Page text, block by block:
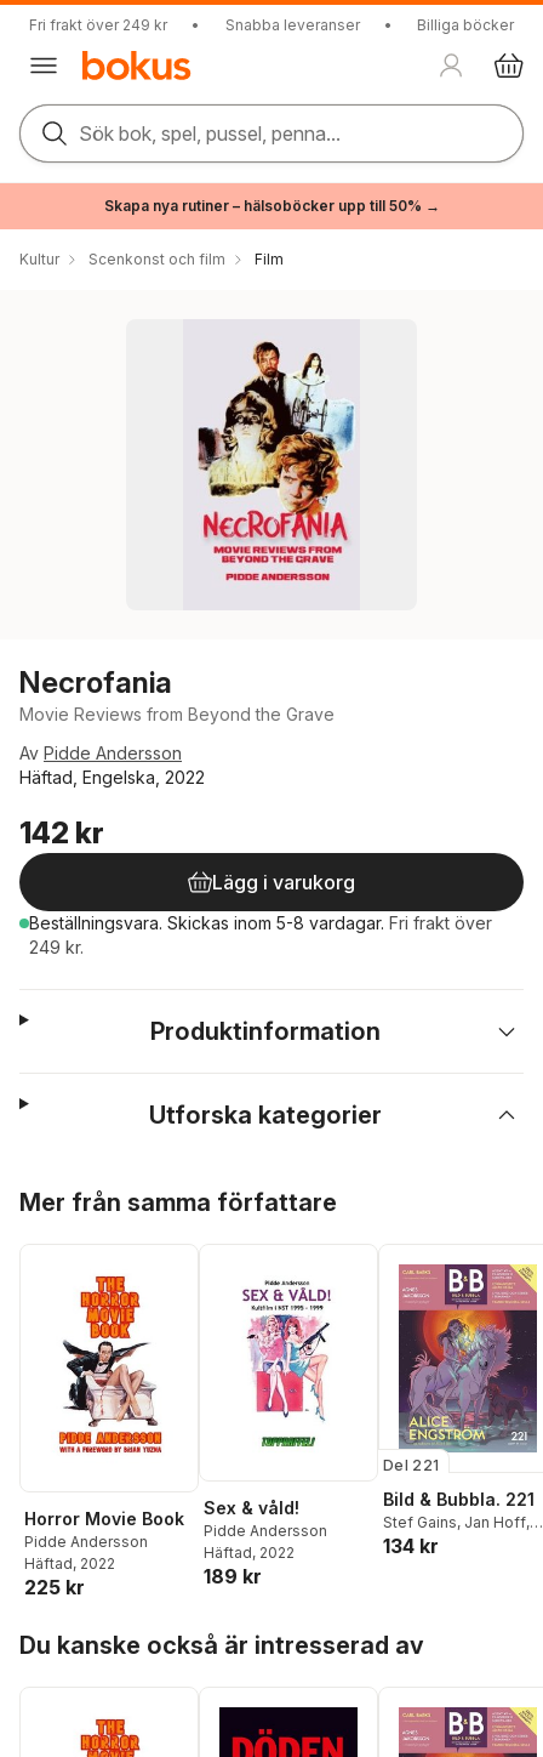
Fri frakt över 249 kr • Snabba leveranser • Billiga böcker
Sök bok, spel, pussel, penna...
Skapa nya rutiner – hälsoböcker upp till 50% →
Kultur Scenkonst och film Film
Necrofania
Movie Reviews from Beyond the Grave
Av Pidde Andersson
Häftad, Engelska, 2022
142 kr
Lägg i varukorg
Beställningsvara. Skickas inom 5-8 vardagar. Fri frakt över
249 kr.
Produktinformation
Utforska kategorier
Mer från samma författare
Horror Movie Book
Pidde Andersson
Häftad, 2022
225 kr
Sex & våld!
Pidde Andersson
Häftad, 2022
189 kr
Del 221
Bild & Bubbla. 221
Stef Gains, Jan Hoff,
Håkan Storsaeter
134 kr
Du kanske också är intresserad av